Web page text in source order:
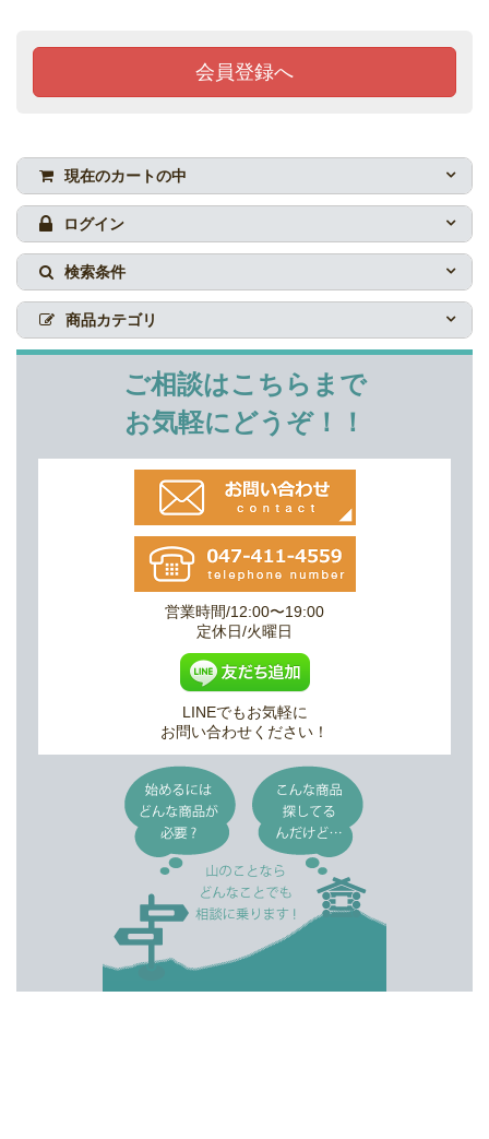
会員登録へ
現在のカートの中
ログイン
検索条件
商品カテゴリ
ご相談はこちらまで
お気軽にどうぞ！！
営業時間/12:00〜19:00
定休日/火曜日
LINEでもお気軽に
お問い合わせください！